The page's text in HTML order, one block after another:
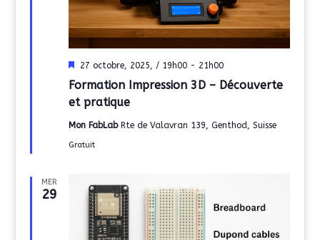
Formation Impression 3D – Découverte
et pratique
Mis
avant
27 octobre, 2025, / 19h00- 21h00
Mon FabLab Rte de Valavran 139, Genthod, Suisse
Gratuit
MER
29